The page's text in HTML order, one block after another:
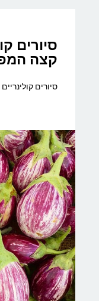
סיורים
קצה
סיורים